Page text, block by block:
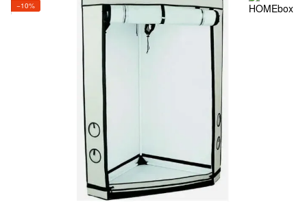
−10%